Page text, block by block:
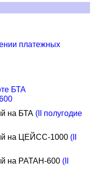
платежных
БТА
на БТА (II полугодие
на ЦЕЙСС-1000 (II
на РАТАН-600 (II